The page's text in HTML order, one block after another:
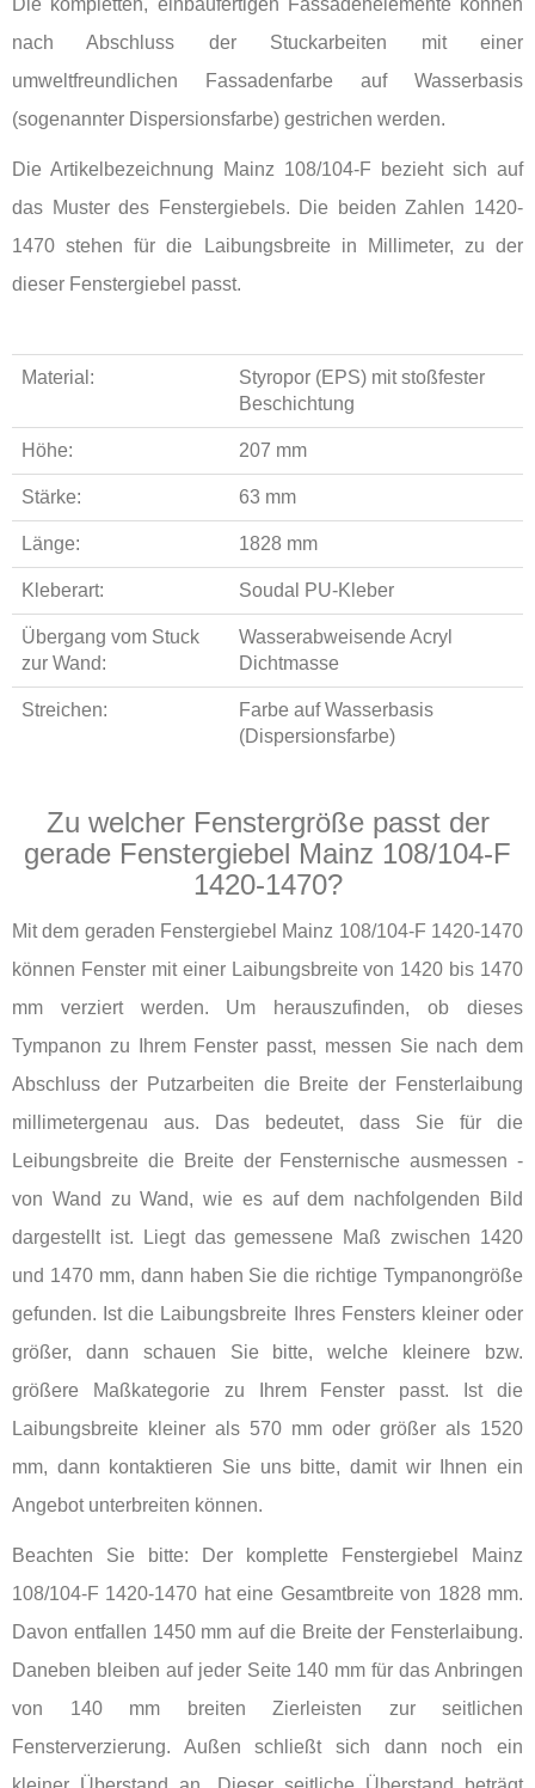
nach Abschluss der Stuckarbeiten mit einer
umweltfreundlichen Fassadenfarbe auf Wasserbasis
(sogenannter Dispersionsfarbe) gestrichen werden.
Die Artikelbezeichnung Mainz 108/104-F bezieht sich auf
das Muster des Fenstergiebels. Die beiden Zahlen 1420-
1470 stehen für die Laibungsbreite in Millimeter, zu der
dieser Fenstergiebel passt.
Material:
Styropor (EPS) mit stoßfester
Beschichtung
Höhe: 207 mm
Stärke: 63 mm
Länge: 1828 mm
Kleberart: Soudal PU-Kleber
Übergang vom Stuck
zur Wand:
Wasserabweisende Acryl
Dichtmasse
Streichen:
Farbe auf Wasserbasis
(Dispersionsfarbe)
Zu welcher Fenstergröße passt der
gerade Fenstergiebel Mainz 108/104-F
1420-1470?
Mit dem geraden Fenstergiebel Mainz 108/104-F 1420-1470
können Fenster mit einer Laibungsbreite von 1420 bis 1470
mm verziert werden. Um herauszufinden, ob dieses
Tympanon zu Ihrem Fenster passt, messen Sie nach dem
Abschluss der Putzarbeiten die Breite der Fensterlaibung
millimetergenau aus. Das bedeutet, dass Sie für die
Leibungsbreite die Breite der Fensternische ausmessen -
von Wand zu Wand, wie es auf dem nachfolgenden Bild
dargestellt ist. Liegt das gemessene Maß zwischen 1420
und 1470 mm, dann haben Sie die richtige Tympanongröße
gefunden. Ist die Laibungsbreite Ihres Fensters kleiner oder
größer, dann schauen Sie bitte, welche kleinere bzw.
größere Maßkategorie zu Ihrem Fenster passt. Ist die
Laibungsbreite kleiner als 570 mm oder größer als 1520
mm, dann kontaktieren Sie uns bitte, damit wir Ihnen ein
Angebot unterbreiten können.
Beachten Sie bitte: Der komplette Fenstergiebel Mainz
108/104-F 1420-1470 hat eine Gesamtbreite von 1828 mm.
Davon entfallen 1450 mm auf die Breite der Fensterlaibung.
Daneben bleiben auf jeder Seite 140 mm für das Anbringen
von 140 mm breiten Zierleisten zur seitlichen
Fensterverzierung. Außen schließt sich dann noch ein